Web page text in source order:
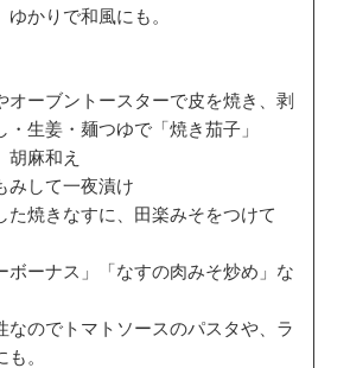
かりで和風にも。
オーブントースターで皮を焼き、剥
・生姜・麺つゆで「焼き茄子」
胡麻和え
みして一夜漬け
た焼きなすに、田楽みそをつけて
ボーナス」「なすの肉みそ炒め」な
なのでトマトソースのパスタや、ラ
。